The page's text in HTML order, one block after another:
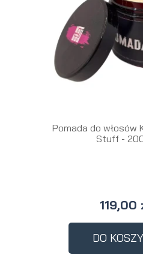
Pomada do włosów
Stuff -
119,00
DO